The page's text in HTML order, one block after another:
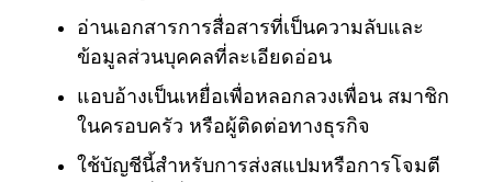
อ่านเอกสารการสื่อสารที่เป็นความลับและ
ข้อมูลส่วนบุคคลที่ละเอียดอ่อน
แอบอ้างเป็นเหยื่อเพื่อหลอกลวงเพื่อน สมาชิก
ในครอบครัว หรือผู้ติดต่อทางธุรกิจ
ใช้บัญชีนี้สำหรับการส่งสแปมหรือการโจมตี